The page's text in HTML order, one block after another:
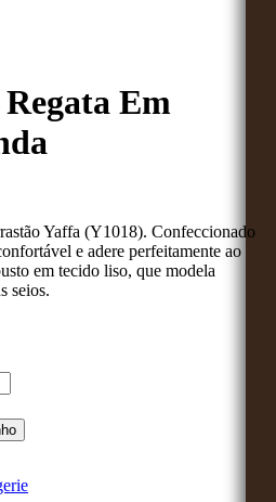
Em
Yaffa (Y1018). Confeccionado
e adere perfeitamente ao
em tecido liso, que modela
seios.